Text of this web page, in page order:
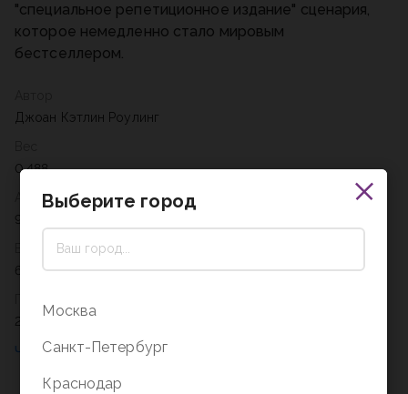
Джоан Кэтлин Роулинг
0,488
Артикул
978-5-389-13954-1
Возрастное ограничение
6+
2026
"специальное репетиционное издание" сценария,
которое немедленно стало мировым
бестселлером.
Выберите город
Москва
Санкт-Петербург
Краснодар